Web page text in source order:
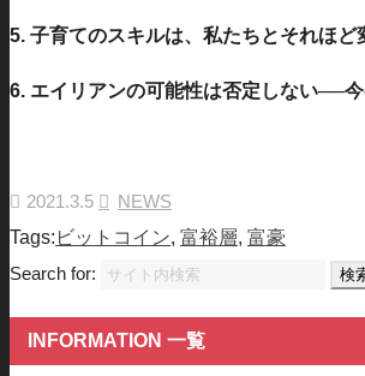
5. 子育てのスキルは、私たちとそれほど
6. エイリアンの可能性は否定しない──今
2021.3.5
NEWS
Tags: ビットコイン, 富裕層, 富豪
Search for:
INFORMATION 一覧